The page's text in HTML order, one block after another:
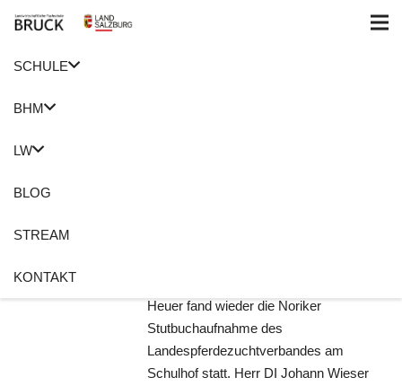
SCHULE
BHM
LW
BLOG
STREAM
KONTAKT
Heuer fand wieder die Noriker
Stutbuchaufnahme des
Landespferdezuchtverbandes am
Schulhof statt. Herr DI Johann Wieser